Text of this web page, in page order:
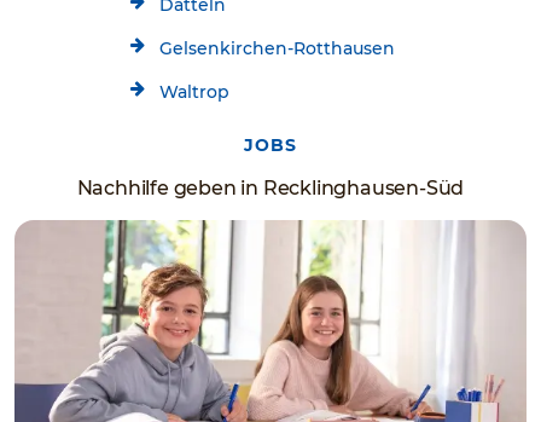
Datteln
Gelsenkirchen-Rotthausen
Waltrop
JOBS
Nachhilfe geben in Recklinghausen-Süd